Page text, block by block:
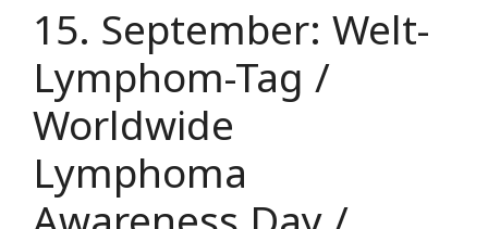
15. September: Welt-
Lymphom-Tag /
Worldwide
Lymphoma